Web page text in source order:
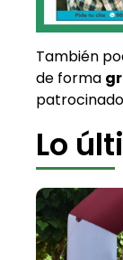
También
de forma
Lo